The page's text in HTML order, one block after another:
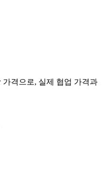
격으로, 실제 협업 가격과